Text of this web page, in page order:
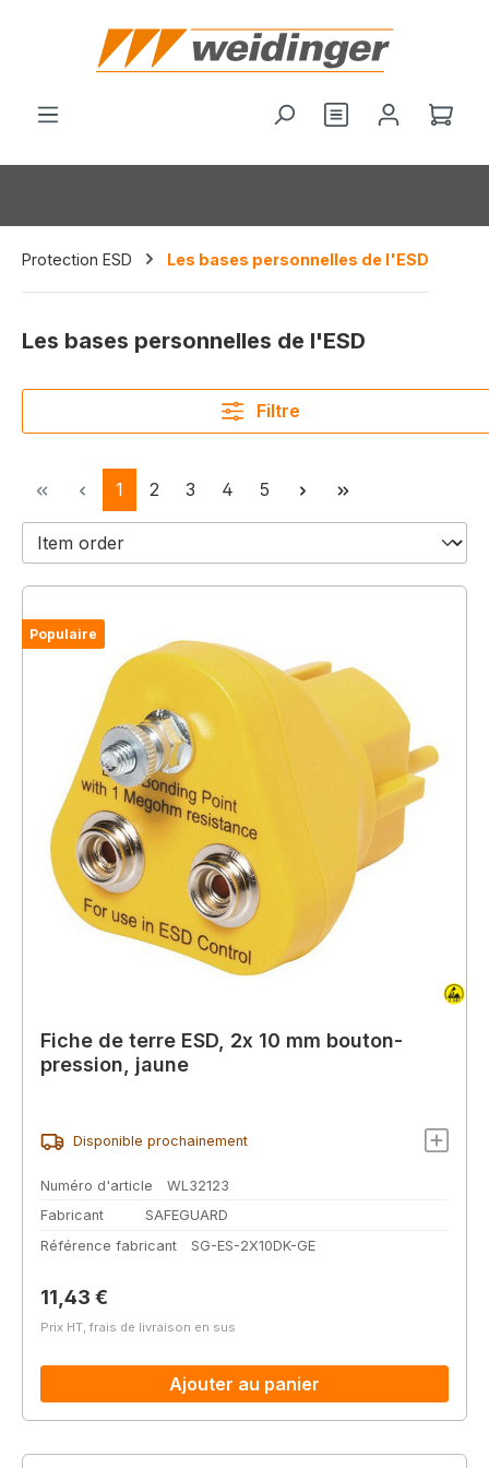
principal
Le
Protection ESD Les bases personnelles de l'ESD
Les bases personnelles de l'ESD
Filtre
Page
1 Page
2 Page
3 Page
4 Page
5
Populaire
Fiche de terre ESD, 2x 10 mm bouton-
pression, jaune
Disponible prochainement
Numéro d'article
WL32123
Fabricant
SAFEGUARD
Référence fabricant
SG-ES-2X10DK-GE
Prix régulier :
11,43 €
Prix HT, frais de livraison en sus
Ajouter au panier